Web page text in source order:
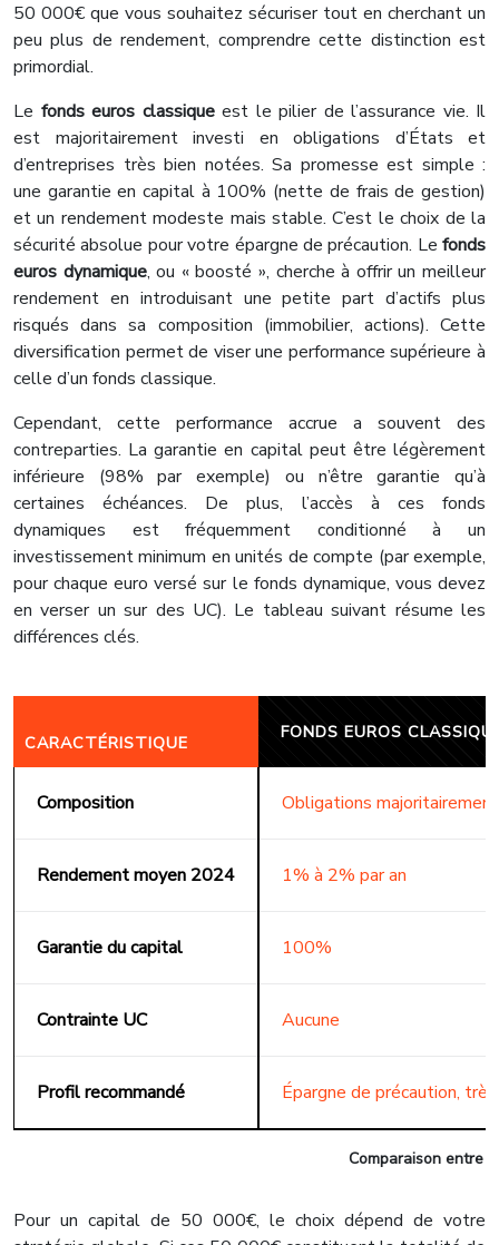
50 000€ que vous souhaitez sécuriser tout en cherchant un
peu plus de rendement, comprendre cette distinction est
primordial.
Le fonds euros classiqueest le pilier de l’assurance vie. Il
est majoritairement investi en obligations d’États et
d’entreprises très bien notées. Sa promesse est simple :
une garantie en capital à 100% (nette de frais de gestion)
et un rendement modeste mais stable. C’est le choix de la
sécurité absolue pour votre épargne de précaution. Le fonds
euros dynamique, ou « boosté », cherche à offrir un meilleur
rendement en introduisant une petite part d’actifs plus
risqués dans sa composition (immobilier, actions). Cette
diversification permet de viser une performance supérieure à
celle d’un fonds classique.
Cependant, cette performance accrue a souvent des
contreparties. La garantie en capital peut être légèrement
inférieure (98% par exemple) ou n’être garantie qu’à
certaines échéances. De plus, l’accès à ces fonds
dynamiques est fréquemment conditionné à un
investissement minimum en unités de compte (par exemple,
pour chaque euro versé sur le fonds dynamique, vous devez
en verser un sur des UC). Le tableau suivant résume les
différences clés.
Comparaison entre
CARACTÉRISTIQUE FONDS EUROS
Composition Obligations
Rendement moyen 2024 1% à 2% par an
Garantie du capital 100%
Contrainte UC Aucune
Profil recommandé Épargne de précaution,
Pour un capital de 50 000€, le choix dépend de votre